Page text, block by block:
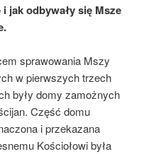
i jak odbywały się Msze
sprawowania Mszy
w pierwszych trzech
były domy zamożnych
Część domu
i przekazana
Kościołowi była